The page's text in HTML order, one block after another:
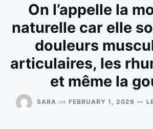
On l’appelle la
naturelle car elle
douleurs
articulaires, les
et même la
SARA on FEBRUARY 1, 2026